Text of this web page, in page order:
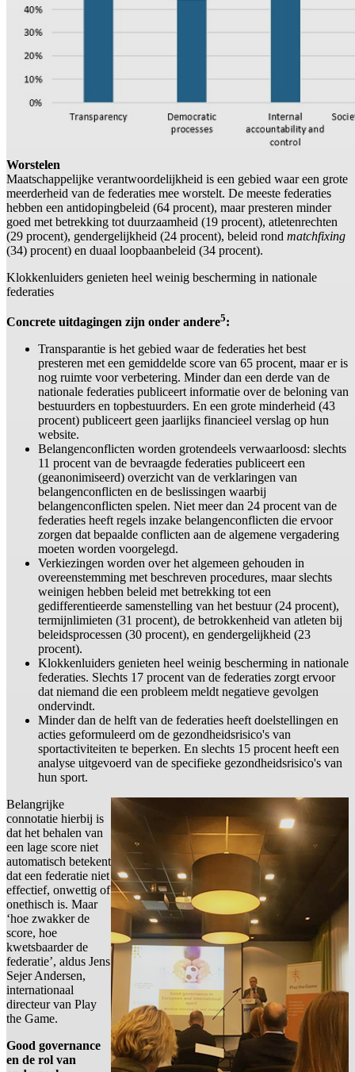
Worstelen
Maatschappelijke verantwoordelijkheid is een gebied waar een grote
meerderheid van de federaties mee worstelt. De meeste federaties
hebben een antidopingbeleid (64 procent), maar presteren minder
goed met betrekking tot duurzaamheid (19 procent), atletenrechten
(29 procent), gendergelijkheid (24 procent), beleid rond matchfixing
(34) procent) en duaal loopbaanbeleid (34 procent).
Klokkenluiders genieten heel weinig bescherming in nationale
federaties
Concrete uitdagingen zijn onder andere5:
Transparantie is het gebied waar de federaties het best
presteren met een gemiddelde score van 65 procent, maar er is
nog ruimte voor verbetering. Minder dan een derde van de
nationale federaties publiceert informatie over de beloning van
bestuurders en topbestuurders. En een grote minderheid (43
procent) publiceert geen jaarlijks financieel verslag op hun
website.
Belangenconflicten worden grotendeels verwaarloosd: slechts
11 procent van de bevraagde federaties publiceert een
(geanonimiseerd) overzicht van de verklaringen van
belangenconflicten en de beslissingen waarbij
belangenconflicten spelen. Niet meer dan 24 procent van de
federaties heeft regels inzake belangenconflicten die ervoor
zorgen dat bepaalde conflicten aan de algemene vergadering
moeten worden voorgelegd.
Verkiezingen worden over het algemeen gehouden in
overeenstemming met beschreven procedures, maar slechts
weinigen hebben beleid met betrekking tot een
gedifferentieerde samenstelling van het bestuur (24 procent),
termijnlimieten (31 procent), de betrokkenheid van atleten bij
beleidsprocessen (30 procent), en gendergelijkheid (23
procent).
Klokkenluiders genieten heel weinig bescherming in nationale
federaties. Slechts 17 procent van de federaties zorgt ervoor
dat niemand die een probleem meldt negatieve gevolgen
ondervindt.
Minder dan de helft van de federaties heeft doelstellingen en
acties geformuleerd om de gezondheidsrisico's van
sportactiviteiten te beperken. En slechts 15 procent heeft een
analyse uitgevoerd van de specifieke gezondheidsrisico's van
hun sport.
Belangrijke
connotatie hierbij is
dat het behalen van
een lage score niet
automatisch betekent
dat een federatie niet
effectief, onwettig of
onethisch is. Maar
‘hoe zwakker de
score, hoe
kwetsbaarder de
federatie’, aldus Jens
Sejer Andersen,
internationaal
directeur van Play
the Game.
Good governance
en de rol van